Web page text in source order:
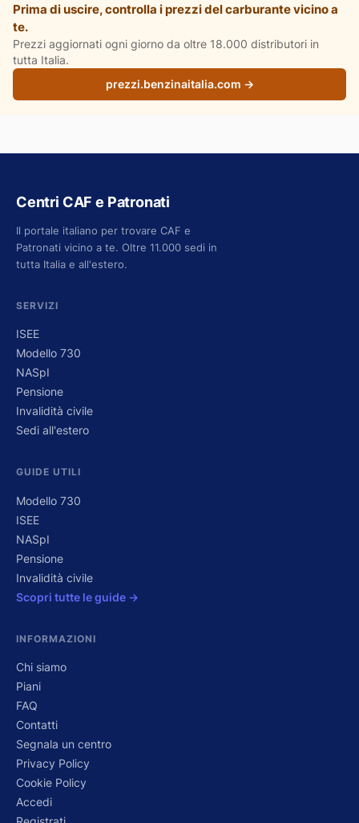
Prima di uscire, controlla i prezzi del carburante vicino a
te.
Prezzi aggiornati ogni giorno da oltre 18.000 distributori in
tutta Italia.
prezzi.benzinaitalia.com →
Centri CAF e Patronati
Il portale italiano per trovare CAF e
Patronati vicino a te. Oltre 11.000 sedi in
tutta Italia e all'estero.
SERVIZI
ISEE
Modello 730
NASpI
Pensione
Invalidità civile
Sedi all'estero
GUIDE UTILI
Modello 730
ISEE
NASpI
Pensione
Invalidità civile
Scopri tutte le guide →
INFORMAZIONI
Chi siamo
Piani
FAQ
Contatti
Segnala un centro
Privacy Policy
Cookie Policy
Accedi